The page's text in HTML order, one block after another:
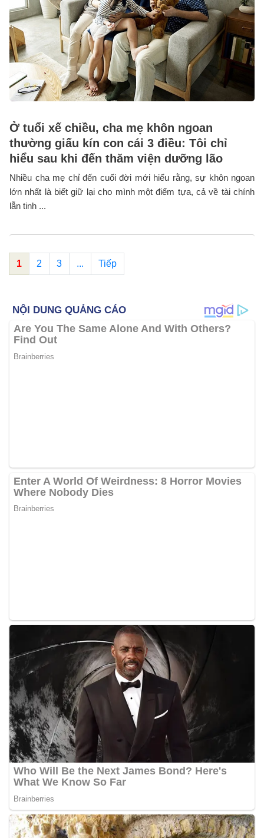
Ở tuổi xế chiều, cha mẹ khôn ngoan
thường giấu kín con cái 3 điều: Tôi chỉ
hiểu sau khi đến thăm viện dưỡng lão
Nhiều cha mẹ chỉ đến cuối đời mới hiểu rằng, sự khôn ngoan
lớn nhất là biết giữ lại cho mình một điểm tựa, cả về tài chính
lẫn tinh ...
1 2 3 ... Tiếp